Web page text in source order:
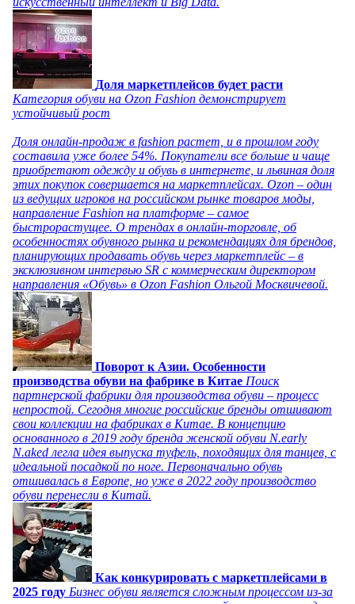
Доля маркетплейсов будет расти
Категория обуви на Ozon Fashion демонстрирует
устойчивый рост
Доля онлайн-продаж в fashion растет, и в прошлом году
составила уже более 54%. Покупатели все больше и чаще
приобретают одежду и обувь в интернете, и львиная доля
этих покупок совершается на маркетплейсах. Ozon – один
из ведущих игроков на российском рынке товаров моды,
направление Fashion на платформе – самое
быстрорастущее. О трендах в онлайн-торговле, об
особенностях обувного рынка и рекомендациях для брендов,
планирующих продавать обувь через маркетплейс – в
эксклюзивном интервью SR с коммерческим директором
направления «Обувь» в Ozon Fashion Ольгой Москвичевой.
Поворот к Азии. Особенности
производства обуви на фабрике в Китае Поиск
партнерской фабрики для производства обуви – процесс
непростой. Сегодня многие российские бренды отшивают
свои коллекции на фабриках в Китае. В концепцию
основанного в 2019 году бренда женской обуви N.early
N.aked легла идея выпуска туфель, походящих для танцев, с
идеальной посадкой по ноге. Первоначально обувь
отшивалась в Европе, но уже в 2022 году производство
обуви перенесли в Китай.
Как конкурировать с маркетплейсами в
2025 году Бизнес обуви является сложным процессом из-за